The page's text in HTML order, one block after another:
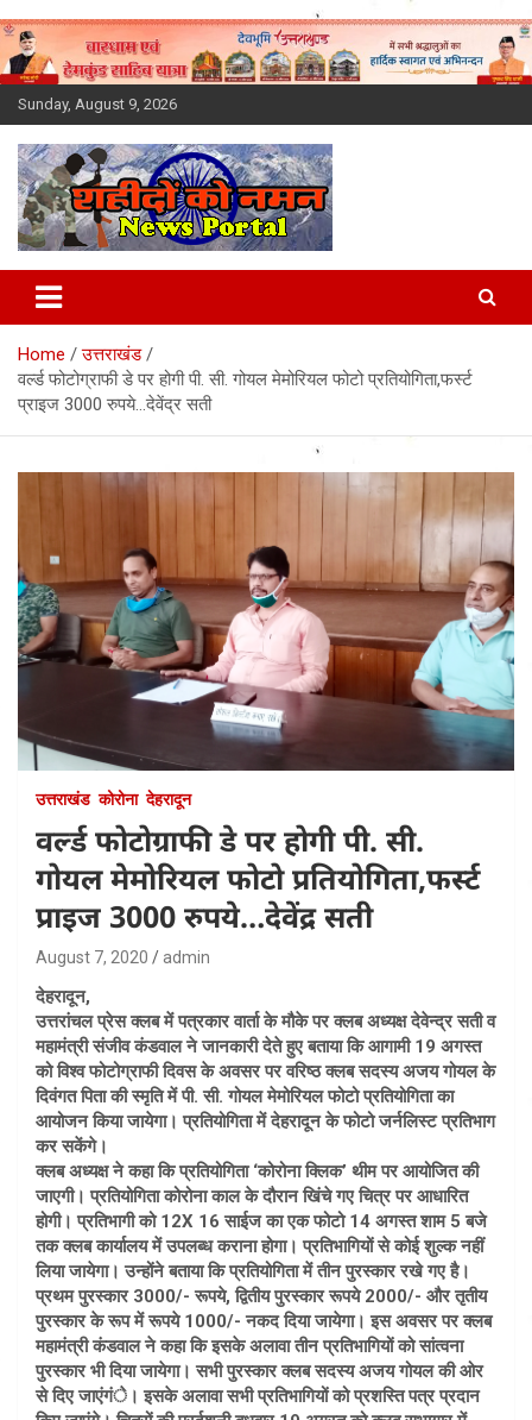
Skip
to
content
Sunday, August 9, 2026
Latest News Today, Breaking
News, Uttarakhand News in
Hindi
Home
उत्तराखंड
वर्ल्ड फोटोग्राफी डे पर होगी पी. सी. गोयल मेमोरियल फोटो प्रतियोगिता,फर्स्ट
प्राइज 3000 रुपये…देवेंद्र सती
उत्तराखंड कोरोना देहरादून
वर्ल्ड फोटोग्राफी डे पर होगी पी. सी.
गोयल मेमोरियल फोटो प्रतियोगिता,फर्स्ट
प्राइज 3000 रुपये…देवेंद्र सती
August 7, 2020 admin
देहरादून,
उत्तरांचल प्रेस क्लब में पत्रकार वार्ता के मौके पर क्लब अध्यक्ष देवेन्द्र सती व
महामंत्री संजीव कंडवाल ने जानकारी देते हुए बताया कि आगामी 19 अगस्त
को विश्व फोटोग्राफी दिवस के अवसर पर वरिष्ठ क्लब सदस्य अजय गोयल के
दिवंगत पिता की स्मृति में पी. सी. गोयल मेमोरियल फोटो प्रतियोगिता का
आयोजन किया जायेगा। प्रतियोगिता में देहरादून के फोटो जर्नलिस्ट प्रतिभाग
कर सकेंगे।
क्लब अध्यक्ष ने कहा कि प्रतियोगिता ‘कोरोना क्लिक’ थीम पर आयोजित की
जाएगी। प्रतियोगिता कोरोना काल के दौरान खिंचे गए चित्र पर आधारित
होगी। प्रतिभागी को 12X 16 साईज का एक फोटो 14 अगस्त शाम 5 बजे
तक क्लब कार्यालय में उपलब्ध कराना होगा। प्रतिभागियों से कोई शुल्क नहीं
लिया जायेगा। उन्होंने बताया कि प्रतियोगिता में तीन पुरस्कार रखे गए है।
प्रथम पुरस्कार 3000/- रूपये, द्वितीय पुरस्कार रूपये 2000/- और तृतीय
पुरस्कार के रूप में रूपये 1000/- नकद दिया जायेगा। इस अवसर पर क्लब
महामंत्री कंडवाल ने कहा कि इसके अलावा तीन प्रतिभागियों को सांत्वना
पुरस्कार भी दिया जायेगा। सभी पुरस्कार क्लब सदस्य अजय गोयल की ओर
से दिए जाएंगंे। इसके अलावा सभी प्रतिभागियों को प्रशस्ति पत्र प्रदान